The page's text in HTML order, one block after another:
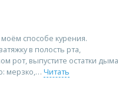
способе курения.
в полость рта,
рот, выпустите остатки дыма
мерзко,
Читать